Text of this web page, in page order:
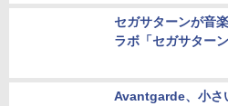
セガサターンが音
ラボ「セガサター
Avantgarde、小さ